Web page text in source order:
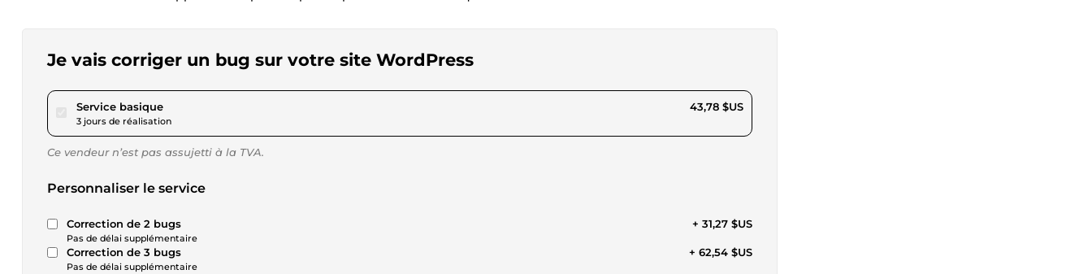
Je vais corriger un bug sur votre site WordPress
Service basiquepour 40,35 $US
3 jours de réalisation
43,78 $US
Ce vendeur n’est pas assujetti à la TVA.
Personnaliser le service
Correction de 2 bugs
Pas de délai supplémentaire
+ 31,27 $US
Correction de 3 bugs
Pas de délai supplémentaire
+ 62,54 $US